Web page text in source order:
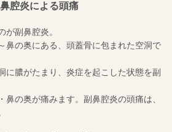
腔炎による頭痛
が副鼻腔炎。
鼻の奥にある、頭蓋骨に包まれた空洞で
に膿がたまり、炎症を起こした状態を副
鼻の奥が痛みます。副鼻腔炎の頭痛は、